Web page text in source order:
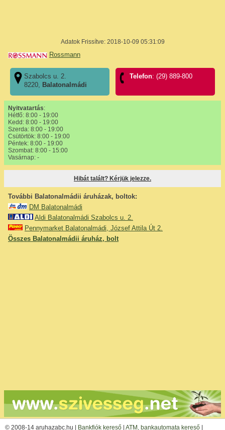
Adatok Frissítve: 2018-10-09 05:31:09
Rossmann
Szabolcs u. 2.
8220, Balatonalmádi
Telefon: (29) 889-800
Nyitvatartás:
Hétfő: 8:00 - 19:00
Kedd: 8:00 - 19:00
Szerda: 8:00 - 19:00
Csütörtök: 8:00 - 19:00
Péntek: 8:00 - 19:00
Szombat: 8:00 - 15:00
Vasárnap: -
Hibát talált? Kérjük jelezze.
További Balatonalmádii áruházak, boltok:
DM Balatonalmádi
Aldi Balatonalmádi Szabolcs u. 2.
Pennymarket Balatonalmádi, József Attila Út 2.
Összes Balatonalmádii áruház, bolt
© 2008-14 aruhazabc.hu | Bankfiók kereső ATM, bankautomata kereső